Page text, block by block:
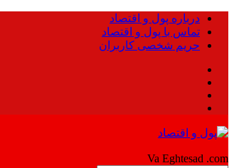
درباره پول و اقتصاد
تماس با پول و اقتصاد
حریم شخصی کاربران
Va Eghtesad .com